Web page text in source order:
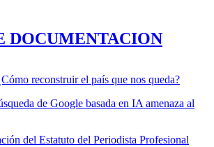
DOCUMENTACION
reconstruir el país que nos queda?
de Google basada en IA amenaza al
del Estatuto del Periodista Profesional